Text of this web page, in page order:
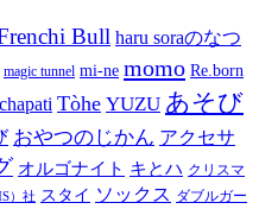
Bull haru soraのなつ
magic tunnel mi-ne momo Re.born
Tòhe YUZU あそび
おやつのじかん アクセサ
オルゴナイト キとハ クリスマ
）社 スタイ ソックス ダブルガー